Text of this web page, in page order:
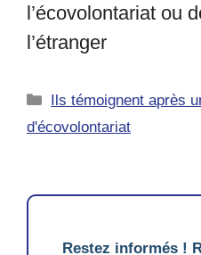
l’écovolontariat ou
l’étranger
Catégories
Ils témoignent après
d'écovolontariat
Restez informés !